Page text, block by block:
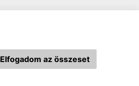
Elfogadom az összeset